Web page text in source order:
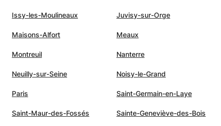
Issy-les-Moulineaux Juvisy-sur-Orge
Maisons-Alfort Meaux
Montreuil Nanterre
Neuilly-sur-Seine Noisy-le-Grand
Paris Saint-Germain-en-Laye
Saint-Maur-des-Fossés Sainte-Geneviève-des-Bois